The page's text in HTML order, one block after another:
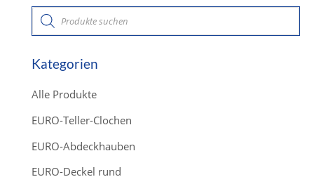
P
o
d
c
t
s
e
r
c
Kategorien
Alle Produkte
EURO-Teller-Clochen
EURO-Abdeckhauben
EURO-Deckel rund